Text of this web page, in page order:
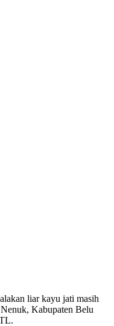
liar kayu jati masih
Kabupaten Belu